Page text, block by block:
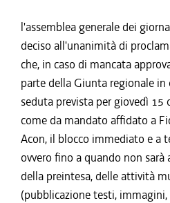
l'assemblea generale dei
deciso all'unanimità di
che, in caso di mancata
parte della Giunta regionale in
seduta prevista per giovedì 15
come da mandato affidato a
Acon, il blocco immediato e a
ovvero fino a quando non
della preintesa, delle attività
(pubblicazione testi,